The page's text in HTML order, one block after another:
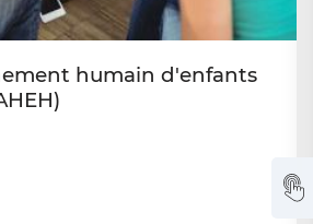
humain d'enfants